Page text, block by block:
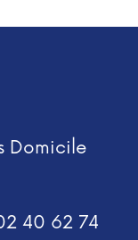
Domicile
40 62 74